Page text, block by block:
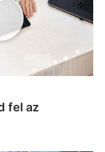
fel az